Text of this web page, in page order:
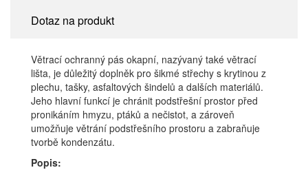
Dotaz na produkt
Větrací ochranný pás okapní, nazývaný také větrací
lišta, je důležitý doplněk pro šikmé střechy s krytinou z
plechu, tašky, asfaltových šindelů a dalších materiálů.
Jeho hlavní funkcí je chránit podstřešní prostor před
pronikáním hmyzu, ptáků a nečistot, a zároveň
umožňuje větrání podstřešního prostoru a zabraňuje
tvorbě kondenzátu.
Popis: